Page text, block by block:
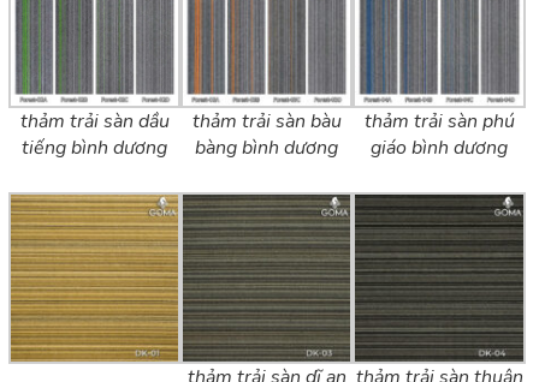
thảm trải sàn dầu
tiếng bình dương
thảm trải sàn bàu
bàng bình dương
thảm trải sàn phú
giáo bình dương